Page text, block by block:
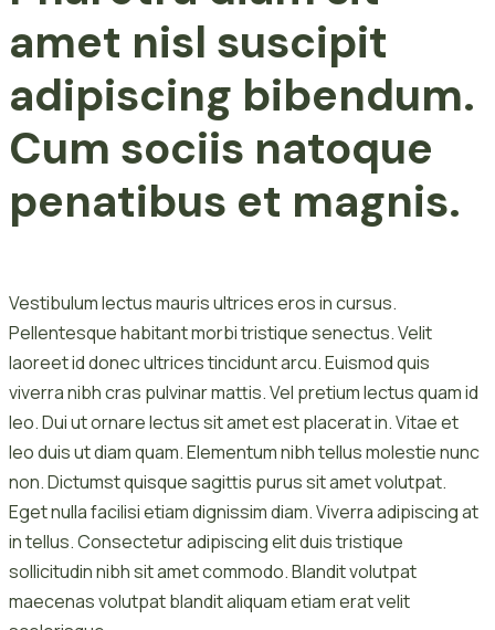
amet nisl suscipit
adipiscing bibendum.
Cum sociis natoque
penatibus et magnis.
Vestibulum lectus mauris ultrices eros in cursus.
Pellentesque habitant morbi tristique senectus. Velit
laoreet id donec ultrices tincidunt arcu. Euismod quis
viverra nibh cras pulvinar mattis. Vel pretium lectus quam id
leo. Dui ut ornare lectus sit amet est placerat in. Vitae et
leo duis ut diam quam. Elementum nibh tellus molestie nunc
non. Dictumst quisque sagittis purus sit amet volutpat.
Eget nulla facilisi etiam dignissim diam. Viverra adipiscing at
in tellus. Consectetur adipiscing elit duis tristique
sollicitudin nibh sit amet commodo. Blandit volutpat
maecenas volutpat blandit aliquam etiam erat velit